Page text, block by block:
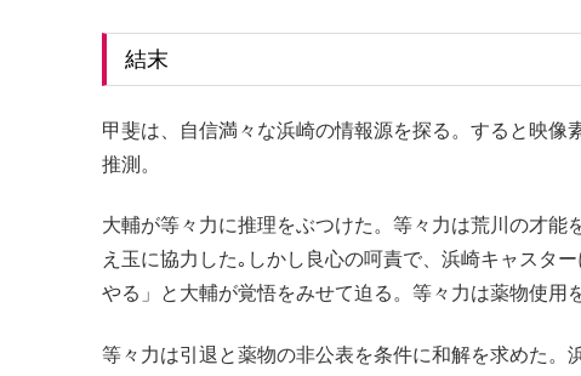
結末
甲斐は、自信満々な浜崎の情報源を探る。すると映
推測。
大輔が等々力に推理をぶつけた。等々力は荒川の才
え玉に協力した｡しかし良心の呵責で、浜崎キャスタ
やる」と大輔が覚悟をみせて迫る。等々力は薬物使用
等々力は引退と薬物の非公表を条件に和解を求めた